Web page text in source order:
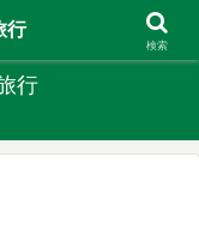
しんでます
行
行
検索